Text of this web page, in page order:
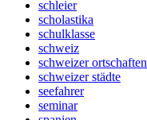
schleier
scholastika
schulklasse
schweiz
schweizer ortschaften
schweizer städte
seefahrer
seminar